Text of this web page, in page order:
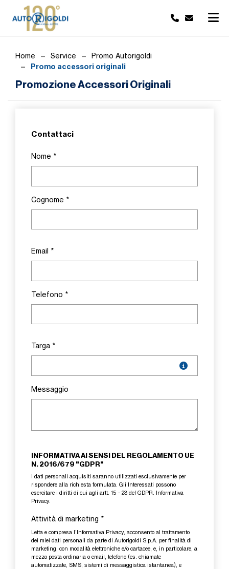
Promozione Accessori Originali
Home Service Promo Autorigoldi
Promo accessori originali
Contattaci
Nome *
Cognome *
Email *
Telefono *
Targa *
Messaggio
INFORMATIVA AI SENSI DEL REGOLAMENTO UE
N. 2016/679 "GDPR"
I dati personali acquisiti saranno utilizzati esclusivamente per
rispondere alla richiesta formulata. Gli Interessati possono
esercitare i diritti di cui agli artt. 15 - 23 del GDPR. Informativa
Privacy.
Attività di marketing *
Letta e compresa l’Informativa Privacy, acconsento al trattamento
dei miei dati personali da parte di Autorigoldi S.p.A. per finalità di
marketing, con modalità elettroniche e/o cartacee, e, in particolare, a
mezzo posta ordinaria o email, telefono (es. chiamate
automatizzate, SMS, sistemi di messaggistica istantanea), e